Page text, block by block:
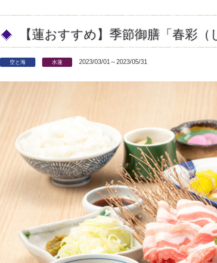
【蓮おすすめ】季節御膳「春彩
空と海 水蓮 2023/03/01～2023/05/31